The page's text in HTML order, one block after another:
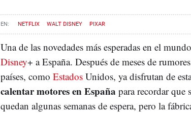
NETFLIX WALT DISNEY PIXAR
Una de las novedades más esperadas en el
Disney+ a España. Después de meses de
países, como Estados Unidos, ya disfrutan de
calentar motores en España para recordar que
quedan algunas semanas de espera, pero la